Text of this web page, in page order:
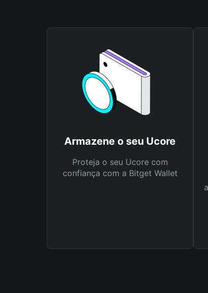
Armazene o seu Ucore
Proteja o seu Ucore com
confiança com a Bitget Wallet